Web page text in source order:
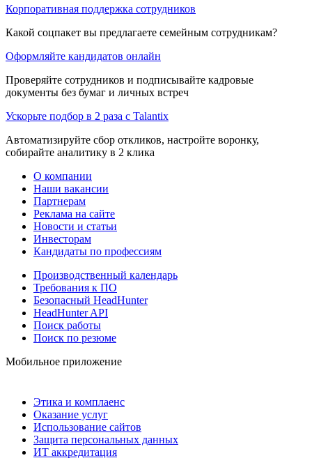
Корпоративная поддержка сотрудников
Какой соцпакет вы предлагаете семейным сотрудникам?
Оформляйте кандидатов онлайн
Проверяйте сотрудников и подписывайте кадровые
документы без бумаг и личных встреч
Ускорьте подбор в 2 раза с Talantix
Автоматизируйте сбор откликов, настройте воронку,
собирайте аналитику в 2 клика
О компании
Наши вакансии
Партнерам
Реклама на сайте
Новости и статьи
Инвесторам
Кандидаты по профессиям
Производственный календарь
Требования к ПО
Безопасный HeadHunter
HeadHunter API
Поиск работы
Поиск по резюме
Мобильное приложение
Этика и комплаенс
Оказание услуг
Использование сайтов
Защита персональных данных
ИТ аккредитация